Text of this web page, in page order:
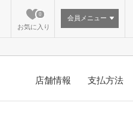
お気に入り
0
会員メニュー
店舗情報 支払方法